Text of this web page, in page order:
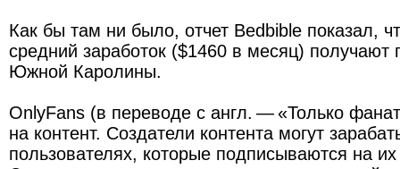
Как бы там ни было, отчет Bedbible показал,
средний заработок ($1460 в месяц) получают
Южной Каролины.
OnlyFans (в переводе с англ. — «Только
на контент. Создатели контента могут
пользователях, которые подписываются на